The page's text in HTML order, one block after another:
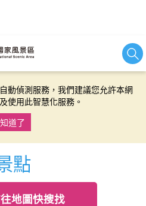
持續優化網站服務，並有助於為
動偵測服務，我們建議您允許本網
使用此智慧化服務。
知道了
點
地圖快搜找